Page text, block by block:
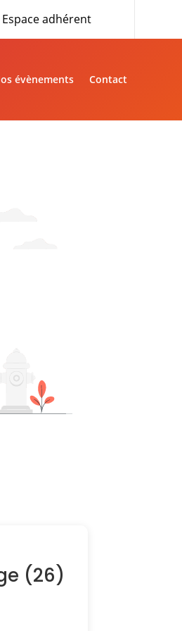
Espace adhérent
évènements Contact
(26)